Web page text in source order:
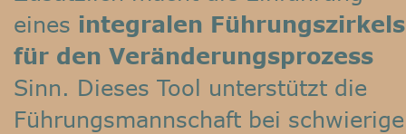
eines integralen
für den Veränderungsprozess
Sinn. Dieses Tool unterstützt die
Führungsmannschaft bei